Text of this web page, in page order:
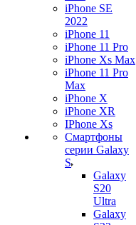
iPhone SE
2022
iPhone 11
iPhone 11 Pro
iPhone Xs Max
iPhone 11 Pro
Max
iPhone X
iPhone XR
IPhone Xs
Смартфоны
серии Galaxy
S
Galaxy
S20
Ultra
Galaxy